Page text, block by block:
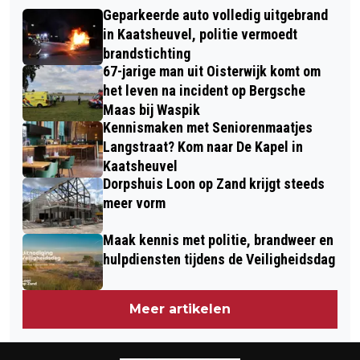
BRABANT TILBURG START MET
WINTERSERIE WANDELTOCHTEN
OVERHANDIGT CHEQUE AAN VILLA
PARDOES
Geparkeerde auto volledig uitgebrand
in Kaatsheuvel, politie vermoedt
brandstichting
67-jarige man uit Oisterwijk komt om
het leven na incident op Bergsche
Maas bij Waspik
Kennismaken met Seniorenmaatjes
Langstraat? Kom naar De Kapel in
Kaatsheuvel
Dorpshuis Loon op Zand krijgt steeds
meer vorm
Maak kennis met politie, brandweer en
hulpdiensten tijdens de Veiligheidsdag
Meer artikelen